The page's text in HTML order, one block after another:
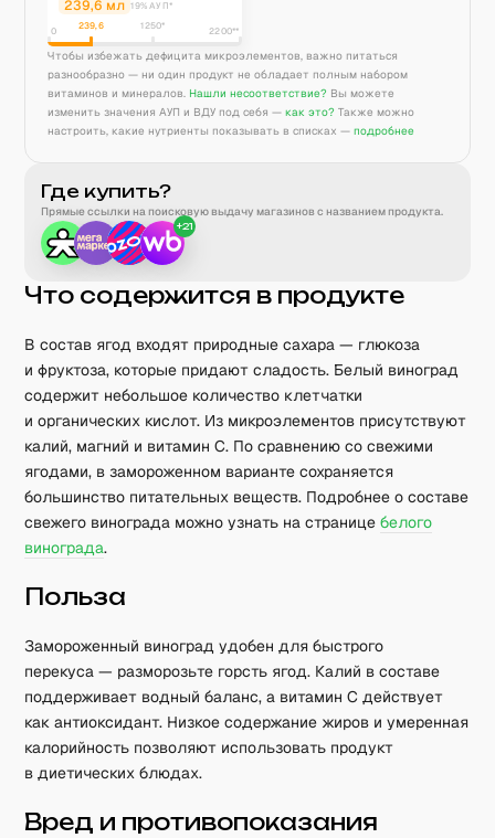
239,6 мл 19% АУП*
0 239,6 1250* 2200**
Чтобы избежать дефицита микроэлементов, важно питаться
разнообразно — ни один продукт не обладает полным набором
витаминов и минералов. Нашли несоответствие? Вы можете
изменить значения АУП и ВДУ под себя — как это? Также можно
настроить, какие нутриенты показывать в списках — подробнее
Где купить?
Прямые ссылки на поисковую выдачу магазинов с названием продукта.
+21
Что содержится в продукте
В состав ягод входят природные сахара — глюкоза
и фруктоза, которые придают сладость. Белый виноград
содержит небольшое количество клетчатки
и органических кислот. Из микроэлементов присутствуют
калий, магний и витамин C. По сравнению со свежими
ягодами, в замороженном варианте сохраняется
большинство питательных веществ. Подробнее о составе
свежего винограда можно узнать на страницебелого
винограда.
Польза
Замороженный виноград удобен для быстрого
перекуса — разморозьте горсть ягод. Калий в составе
поддерживает водный баланс, а витамин C действует
как антиоксидант. Низкое содержание жиров и умеренная
калорийность позволяют использовать продукт
в диетических блюдах.
Вред и противопоказания